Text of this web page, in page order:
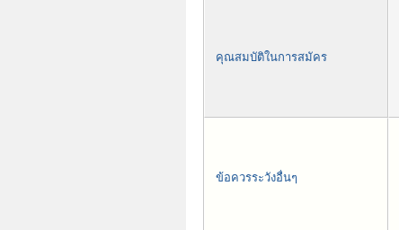
คุณสมบัติในการสมัคร
ข้อควรระวังอื่นๆ